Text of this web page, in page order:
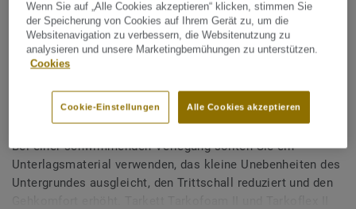
Tarkett Zubehör Komplettsortiment|Unterlagsmaterial
Unterlagsmaterial Holzböden -
Tarkett Tarkoflex II, 2mm 70
Bei einer schwimmenden Verlegung sollten Sie ein
Unterlagsmaterial verwenden, das kleine Unebenheiten des
Untergrundes ausgleicht, den Trittschall reduziert und den
Wenn Sie auf „Alle Cookies akzeptieren“ klicken, stimmen Sie
der Speicherung von Cookies auf Ihrem Gerät zu, um die
Websitenavigation zu verbessern, die Websitenutzung zu
analysieren und unsere Marketingbemühungen zu unterstützen.
Cookies
Alle Cookies akzeptieren
Cookie-Einstellungen